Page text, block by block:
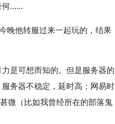
何……
晚他转服过来一起玩的，结果
是可想而知的。但是服务器的
务器不稳定，延时高；网易时
微（比如我曾经所在的部落鬼